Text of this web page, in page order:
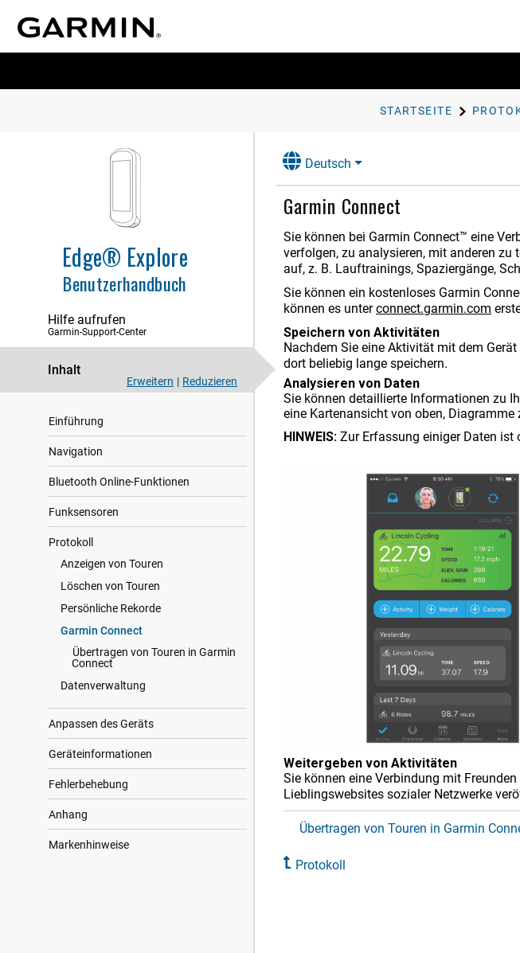
STARTSEITE
Edge® Explore
Benutzerhandbuch
Hilfe aufrufen
Garmin-Support-Center
Inhalt
Erweitern | Reduzieren
Einführung
Navigation
Bluetooth Online-Funktionen
Funksensoren
Protokoll
Anzeigen von Touren
Löschen von Touren
Persönliche Rekorde
Garmin Connect
Übertragen von Touren in Garmin
Connect
Datenverwaltung
Anpassen des Geräts
Geräteinformationen
Fehlerbehebung
Anhang
Markenhinweise
Deutsch
Garmin Connect
Sie können bei Garmin Connect™ eine
verfolgen, zu analysieren, mit anderen
auf, z. B. Lauftrainings, Spaziergänge,
Sie können ein kostenloses Garmin
können es unterconnect.garmin.com
Speichern von Aktivitäten
Nachdem Sie eine Aktivität mit dem
dort beliebig lange speichern.
Analysieren von Daten
Sie können detaillierte Informationen zu
eine Kartenansicht von oben,
HINWEIS: Zur Erfassung einiger Daten ist
Weitergeben von Aktivitäten
Sie können eine Verbindung mit
Lieblingswebsites sozialer Netzwerke
Übertragen von Touren in Garmin
Protokoll